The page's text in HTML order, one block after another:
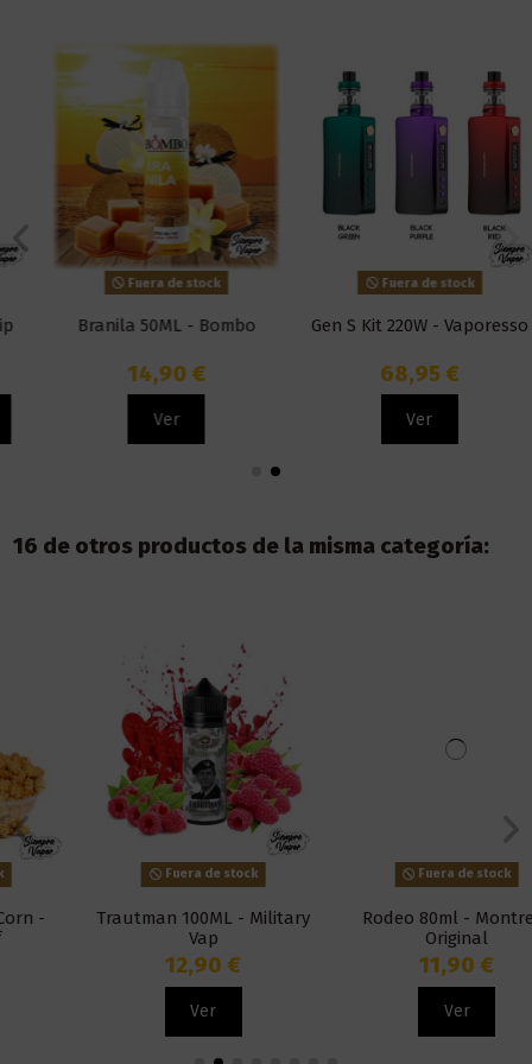
Fuera de stock
Branila 50ML - Bombo
14,90 €
Fuera de stock
Gen S Kit 220W - Vaporesso
68,95 €
16 de otros productos de la misma categoría:
Fuera de stock
Trautman 100ML - Military
12,90 €
Fuera de stock
Rodeo 80ml - Montreal
11,90 €